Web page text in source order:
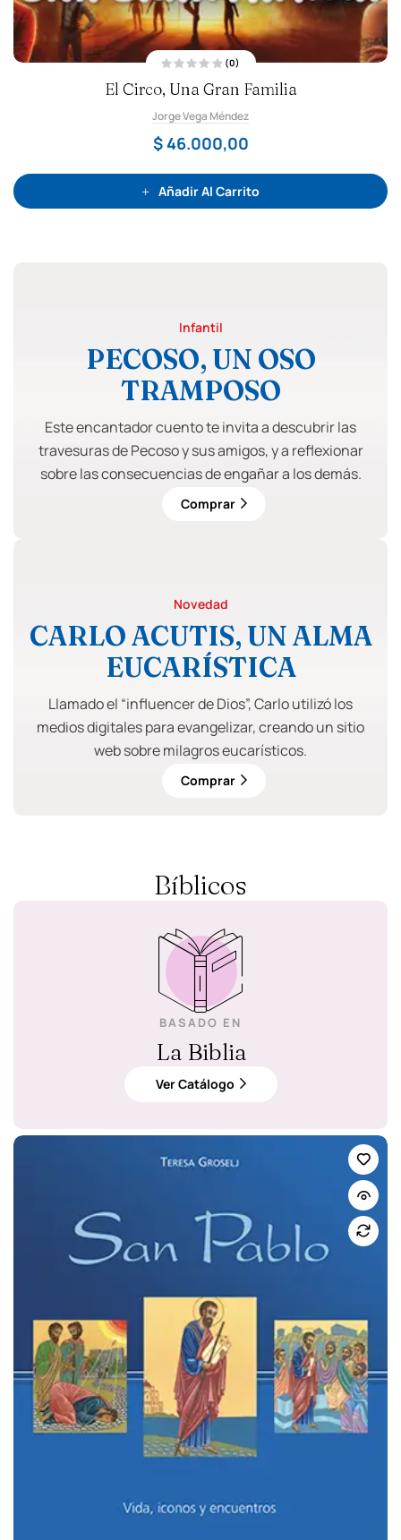
a
l
r
a
d
o
n
0
d
(0)
El Circo, Una Gran Familia
Jorge Vega Méndez
$46.000,00
Añadir Al Carrito
Infantil
PECOSO, UN OSO
TRAMPOSO
Este encantador cuento te invita a descubrir las
travesuras de Pecoso y sus amigos, y a reflexionar
sobre las consecuencias de engañar a los demás.
Comprar
Novedad
CARLO ACUTIS, UN ALMA
EUCARÍSTICA
Llamado el “influencer de Dios”, Carlo utilizó los
medios digitales para evangelizar, creando un sitio
web sobre milagros eucarísticos.
Comprar
Bíblicos
BASADO EN
La Biblia
Ver Catálogo